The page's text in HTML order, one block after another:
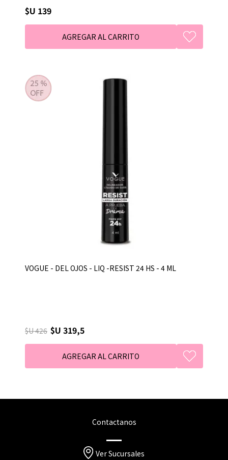
$U 139
VOGUE - DEL OJOS - LIQ -RESIST 24 HS - 4 ML
$U 426 $U 319,5
Contactanos
Ver Sucursales